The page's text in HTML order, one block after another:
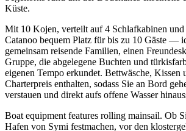
Küste.
Mit 10 Kojen, verteilt auf 4 Schlafkabinen und
Catanoo bequem Platz für bis zu 10 Gäste —
gemeinsam reisende Familien, einen
Gruppe, die abgelegene Buchten und
eigenen Tempo erkundet. Bettwäsche, Kissen
Charterpreis enthalten, sodass Sie an Bord
verstauen und direkt aufs offene Wasser
Boat equipment features rolling mainsail. Ob
Hafen von Symi festmachen, vor den